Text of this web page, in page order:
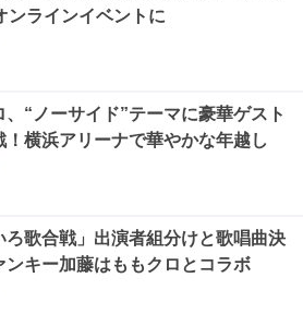
ンラインイベントに
、“ノーサイド”テーマに豪華ゲスト
！横浜アリーナで華やかな年越し
ろ歌合戦」出演者組分けと歌唱曲決
ンキー加藤はももクロとコラボ